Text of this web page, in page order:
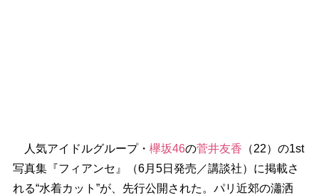
人気アイドルグループ・ 欅坂46の菅井友香 （22）の1st
写真集『フィアンセ』（6月5日発売／講談社）に掲載さ
れる“水着カット”が、先行公開された。パリ近郊の瀟洒